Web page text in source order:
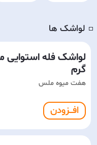
◽️ لواشک ها
گرم
هفت میوه ملس
افـــزودن